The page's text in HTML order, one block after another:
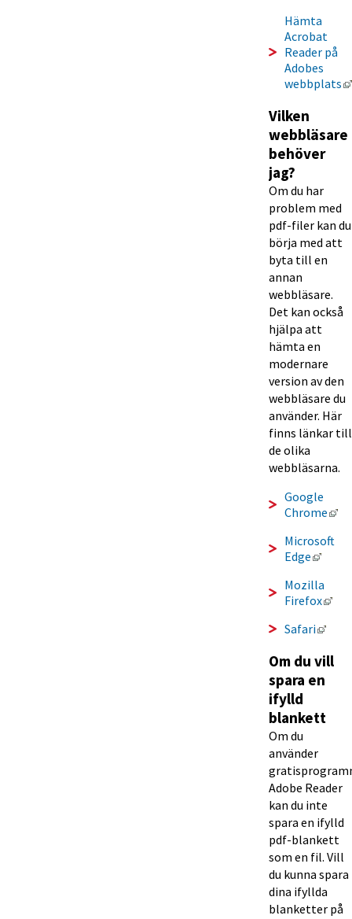
Hämta
Acrobat
Reader på
Adobes
webbplats
Vilken
webbläsare
behöver
jag?
Om du har
problem med
pdf-filer kan du
börja med att
byta till en
annan
webbläsare.
Det kan också
hjälpa att
hämta en
modernare
version av den
webbläsare du
använder. Här
finns länkar till
de olika
webbläsarna.
Google
Chrome
Microsoft
Edge
Länk
Mozilla
Firefox
Safari
Om du vill
spara en
ifylld
blankett
Om du
använder
Adobe Reader
kan du inte
spara en ifylld
pdf-blankett
som en fil. Vill
du kunna spara
dina ifyllda
blanketter på